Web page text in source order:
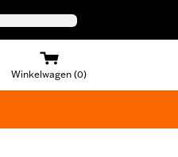
Winkelwagen (0)